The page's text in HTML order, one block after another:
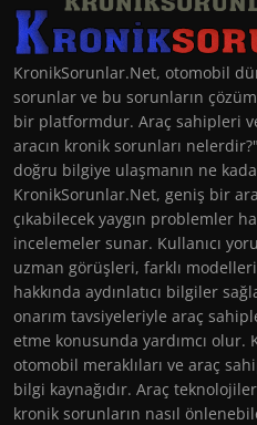
KronikSorunlar.Net, otomobil
sorunlar ve bu sorunların
bir platformdur. Araç sahipleri
aracın kronik sorunları
doğru bilgiye ulaşmanın ne
KronikSorunlar.Net, geniş bir
çıkabilecek yaygın problemler
incelemeler sunar. Kullanıcı
uzman görüşleri, farklı
hakkında aydınlatıcı bilgiler
onarım tavsiyeleriyle araç
etme konusunda yardımcı olur.
otomobil meraklıları ve araç
bilgi kaynağıdır. Araç
kronik sorunların nasıl